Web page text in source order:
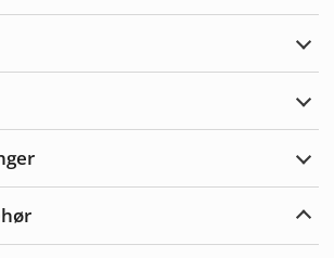
Utvid
Utvid
Utvid
Utvid